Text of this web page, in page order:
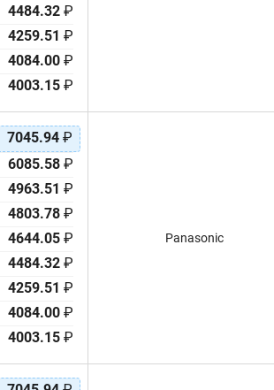
4484.32 ₽
4259.51 ₽
4084.00 ₽
4003.15 ₽
7045.94 ₽
6085.58 ₽
4963.51 ₽
4803.78 ₽
4644.05 ₽
4484.32 ₽
4259.51 ₽
4084.00 ₽
4003.15 ₽
Panasonic